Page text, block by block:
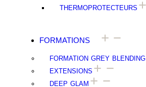
THERMOPROTECTEURS
FORMATIONS
FORMATION GREY BLENDING
EXTENSIONS
DEEP GLAM